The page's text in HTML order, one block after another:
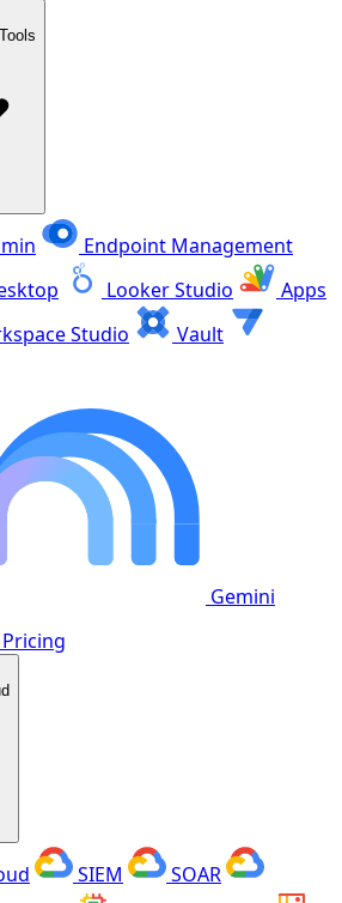
Endpoint Management
Looker Studio
Apps
Studio
Vault
Gemini
Pricing
SIEM
SOAR